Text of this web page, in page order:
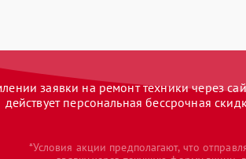
заявки на ремонт техники через
действует персональная бессрочная
*Условия акции предполагают, что